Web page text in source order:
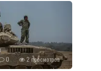
0
2 просмотров